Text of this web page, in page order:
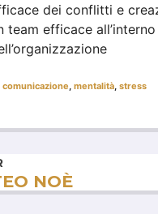
dei conflitti e
team efficace all’interno
comunicazione ,mentalità ,stress
NOÈ